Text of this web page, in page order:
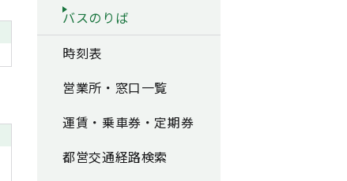
バスのりば
時刻表
営業所・窓口一覧
運賃・乗車券・定期券
都営交通経路検索